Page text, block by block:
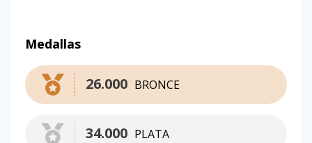
Medallas
BRONCE
26.000
PLATA
34.000